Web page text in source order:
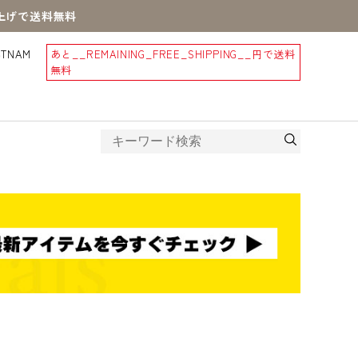
げで送料無料
あと __REMAINING_FREE_SHIPPING__
円で送料
無料